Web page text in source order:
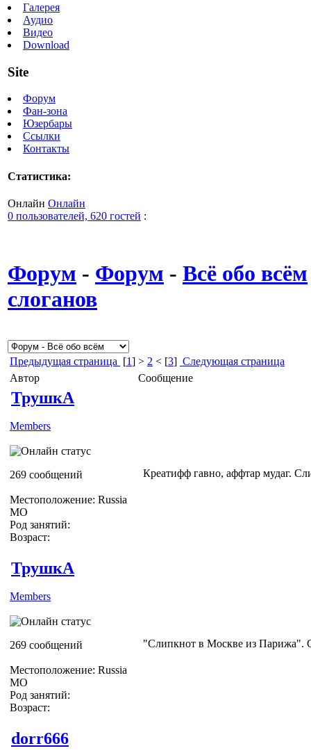
Галерея
Аудио
Видео
Download
Site
Форум
Фан-зона
Юзербары
Ссылки
Контакты
Статистика:
Онлайн Онлайн
0 пользователей, 620 гостей :
Форум - Форум - Всё обо всём
слоганов
Предыдущая страница [1] > 2 < [3] Следующая страница
Автор
Сообщение
ТрушкА
Members
269 сообщений
Местоположение: Russia
МО
Род занятий:
Возраст:
Креатифф гавно, аффтар мудаг.
ТрушкА
Members
269 сообщений
Местоположение: Russia
МО
Род занятий:
Возраст:
"Слипкнот в Москве из Парижа".
dorr666